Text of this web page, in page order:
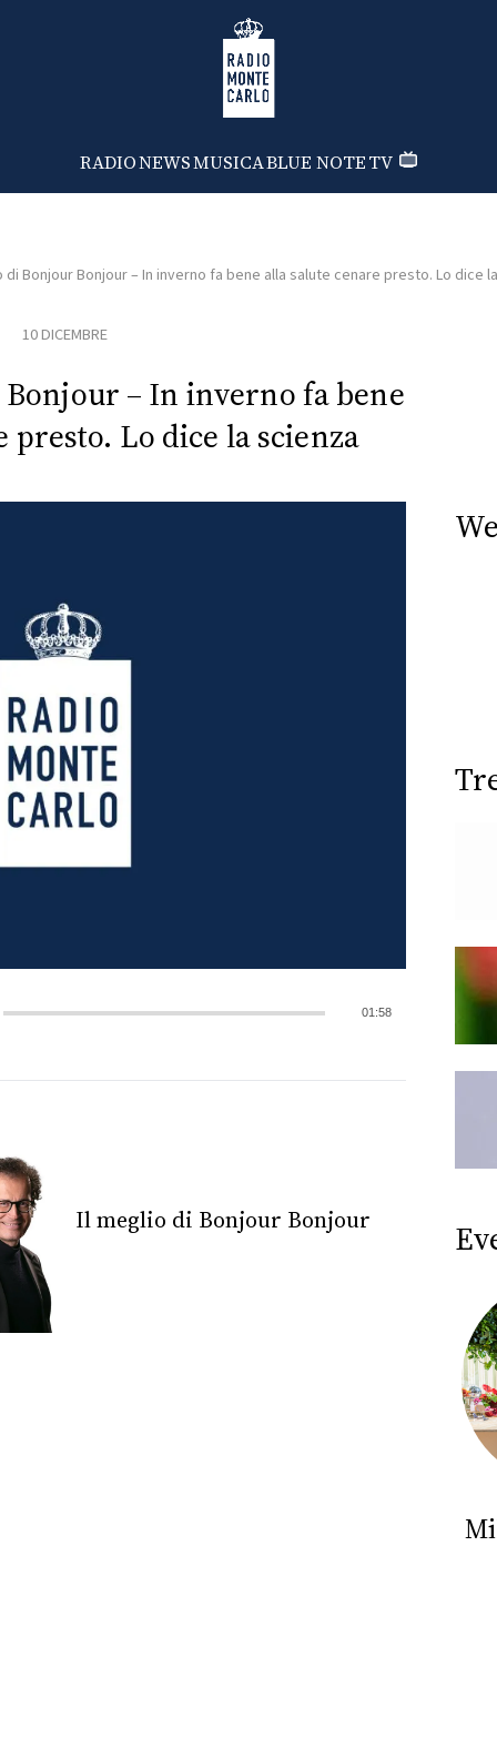
Radio Monte Carlo
RADIONEWSMUSICABLUE NOTETV
Bonjour Bonjour – In inverno fa bene alla salute cenare presto. Lo dice
10 DICEMBRE
– In inverno fa bene
presto. Lo dice la scienza
01:58
Il meglio di Bonjour Bonjour